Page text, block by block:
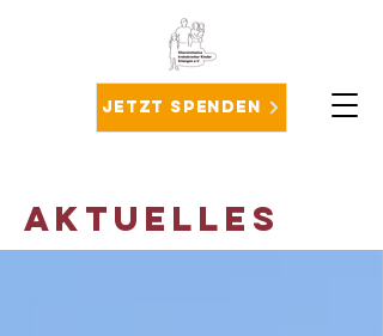
Jetzt spenden
AktuelleS